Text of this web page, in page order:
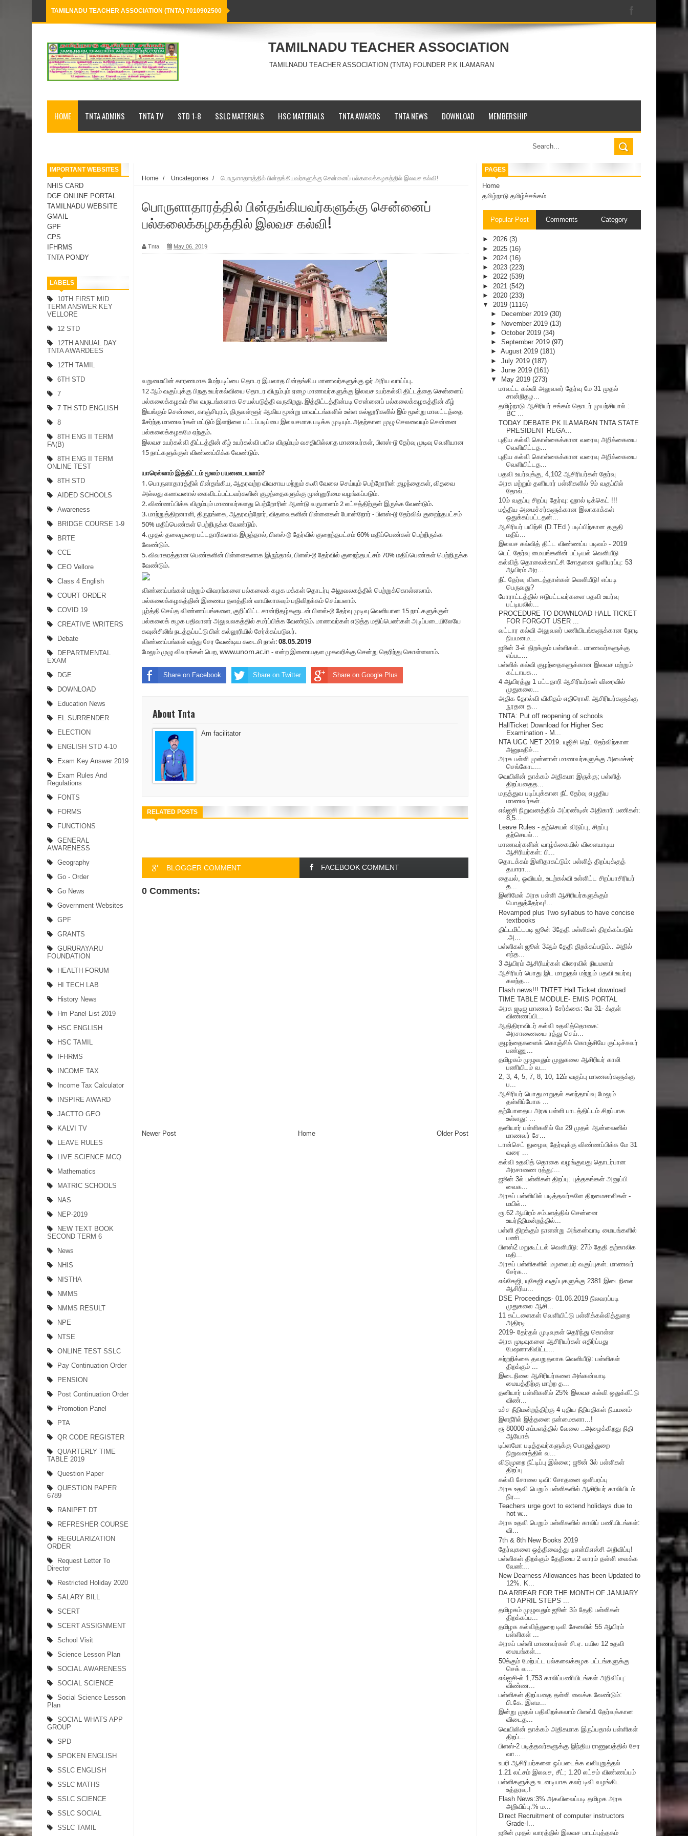
TAMILNADU TEACHER ASSOCIATION (TNTA) 7010902500
Loading...
TAMILNADU TEACHER ASSOCIATION
TAMILNADU TEACHER ASSOCIATION (TNTA) FOUNDER P.K ILAMARAN
HOME TNTA ADMINS TNTA TV STD 1-8 SSLC MATERIALS HSC MATERIALS TNTA AWARDS TNTA NEWS DOWNLOAD MEMBERSHIP
IMPORTANT WEBSITES
NHIS CARD
DGE ONLINE PORTAL
TAMILNADU WEBSITE
GMAIL
GPF
CPS
IFHRMS
TNTA PONDY
LABELS
10TH FIRST MID
TERM ANSWER KEY
VELLORE
12 STD
12TH ANNUAL DAY
TNTA AWARDEES
12TH TAMIL
6TH STD
7
7 TH STD ENGLISH
8
8TH ENG II TERM
FA(B)
8TH ENG II TERM
ONLINE TEST
8TH STD
AIDED SCHOOLS
Awareness
BRIDGE COURSE 1-9
BRTE
CCE
CEO Vellore
Class 4 English
COURT ORDER
COVID 19
CREATIVE WRITERS
Debate
DEPARTMENTAL
EXAM
DGE
DOWNLOAD
Education News
EL SURRENDER
ELECTION
ENGLISH STD 4-10
Exam Key Answer 2019
Exam Rules And
Regulations
FONTS
FORMS
FUNCTIONS
GENERAL
AWARENESS
Geography
Go - Order
Go News
Government Websites
GPF
GRANTS
GURURAYARU
FOUNDATION
HEALTH FORUM
HI TECH LAB
History News
Hm Panel List 2019
HSC ENGLISH
HSC TAMIL
IFHRMS
INCOME TAX
Income Tax Calculator
INSPIRE AWARD
JACTTO GEO
KALVI TV
LEAVE RULES
LIVE SCIENCE MCQ
Mathematics
MATRIC SCHOOLS
NAS
NEP-2019
NEW TEXT BOOK
SECOND TERM 6
News
NHIS
NISTHA
NMMS
NMMS RESULT
NPE
NTSE
ONLINE TEST SSLC
Pay Continuation Order
PENSION
Post Continuation Order
Promotion Panel
PTA
QR CODE REGISTER
QUARTERLY TIME
TABLE 2019
Question Paper
QUESTION PAPER
6789
RANIPET DT
REFRESHER COURSE
REGULARIZATION
ORDER
Request Letter To
Director
Restricted Holiday 2020
SALARY BILL
SCERT
SCERT ASSIGNMENT
School Visit
Science Lesson Plan
SOCIAL AWARENESS
SOCIAL SCIENCE
Social Science Lesson
Plan
SOCIAL WHATS APP
GROUP
SPD
SPOKEN ENGLISH
SSLC ENGLISH
SSLC MATHS
SSLC SCIENCE
SSLC SOCIAL
SSLC TAMIL
Home / Uncategories / பொருளாதாரத்தில் பின்தங்கியவர்களுக்கு சென்னைப் பல்கலைக்கழகத்தில் இலவச கல்வி!
பொருளாதாரத்தில் பின்தங்கியவர்களுக்கு சென்னைப்
பல்கலைக்கழகத்தில் இலவச கல்வி!
Tnta May 06, 2019
வறுமையின் காரணமாக மேற்படிப்பை தொடர இயலாத பின்தங்கிய மாணவர்களுக்கு ஓர் அரிய வாய்ப்பு.
12 ஆம் வகுப்புக்கு பிறகு உயர்கல்வியை தொடர விரும்பும் ஏழை மாணவர்களுக்கு இலவச உயர்கல்வி திட்டத்தை சென்னைப்
பல்கலைக்கழகம் சில வருடங்களாக செயல்படுத்தி வருகிறது. இத்திட்டத்தின்படி சென்னைப் பல்கலைக்கழகத்தின் கீழ்
இயங்கும் சென்னை, காஞ்சிபுரம், திருவள்ளூர் ஆகிய மூன்று மாவட்டங்களில் உள்ள கல்லூரிகளில் இம் மூன்று மாவட்டத்தை
சேர்ந்த மாணவர்கள் மட்டும் இளநிலை பட்டப்படிப்பை இலவசமாக படிக்க முடியும். அதற்கான முழு செலவையும் சென்னை
பல்கலைக்கழகமே ஏற்கும்.
இலவச உயர்கல்வி திட்டத்தின் கீழ் உயர்கல்வி பயில விரும்பும் வசதியில்லாத மாணவர்கள், பிளஸ்-டூ தேர்வு முடிவு வெளியான
15 நாட்களுக்குள் விண்ணப்பிக்க வேண்டும்.
யாரெல்லாம் இத்திட்டம் மூலம் பயனடையலாம்?
1. பொருளாதாரத்தில் பின்தங்கிய, ஆதரவற்ற விவசாய மற்றும் கூலி வேலை செய்யும் பெற்றோரின் குழந்தைகள், விதவை
அல்லது கணவனால் கைவிடப்பட்டவர்களின் குழந்தைகளுக்கு முன்னுரிமை வழங்கப்படும்.
2. விண்ணப்பிக்க விரும்பும் மாணவர்களது பெற்றோரின் ஆண்டு வருமானம் 2 லட்சத்திற்குள் இருக்க வேண்டும்.
3. மாற்றுத்திறனாளி, திருநங்கை, ஆதரவற்றோர், விதவைகளின் பிள்ளைகள் போன்றோர் - பிளஸ்-டூ தேர்வில் குறைந்தபட்சம்
50% மதிப்பெண்கள் பெற்றிருக்க வேண்டும்.
4. முதல் தலைமுறை பட்டதாரிகளாக இருந்தால், பிளஸ்-டூ தேர்வில் குறைந்தபட்சம் 60% மதிப்பெண்கள் பெற்றிருக்க
வேண்டும்.
5. விவாகரத்தான பெண்களின் பிள்ளைகளாக இருந்தால், பிளஸ்-டூ தேர்வில் குறைந்தபட்சம் 70% மதிப்பெண்கள் பெற்றிருக்க
வேண்டும்.
விண்ணப்பங்கள் மற்றும் விவரங்களை பல்கலைக் கழக மக்கள் தொடர்பு அலுவலகத்தில் பெற்றுக்கொள்ளலாம்.
பல்கலைக்கழகத்தின் இணைய தளத்தின் வாயிலாகவும் பதிவிறக்கம் செய்யலாம்.
பூர்த்தி செய்த விண்ணப்பங்களை, குறிப்பிட்ட சான்றிதழ்களுடன் பிளஸ்-டூ தேர்வு முடிவு வெளியான 15 நாட்களுக்குள்
பல்கலைக் கழக பதிவாளர் அலுவலகத்தில் சமர்ப்பிக்க வேண்டும். மாணவர்கள் எடுத்த மதிப்பெண்கள் அடிப்படையிலேயே
கவுன்சிலிங் நடத்தப்பட்டு பின் கல்லூரியில் சேர்க்கப்படுவர்.
விண்ணப்பங்கள் வந்து சேர வேண்டிய கடைசி நாள்:08.05.2019
மேலும் முழு விவரங்கள் பெற, www.unom.ac.in - என்ற இணையதள முகவரிக்கு சென்று தெரிந்து கொள்ளலாம்.
Share on Facebook Share on Twitter Share on Google Plus
About Tnta
Am facilitator
RELATED POSTS
BLOGGER COMMENT FACEBOOK COMMENT
0 Comments:
Newer Post Older Post
Home
PAGES
Home
தமிழ்நாடு தமிழ்ச்சங்கம்
Popular Post Comments Category
► 2026 (3)
► 2025 (16)
► 2024 (16)
► 2023 (223)
► 2022 (539)
► 2021 (542)
► 2020 (233)
▼ 2019 (1116)
►
December 2019 (30)
► November 2019 (13)
► October 2019 (34)
► September 2019 (97)
► August 2019 (181)
► July 2019 (187)
► June 2019 (161)
▼
May 2019 (273)
மாவட்ட கல்வி அலுவலர் தேர்வு மே 31 முதல்
சான்றிதழ...
தமிழ்நாடு ஆசிரியர் சங்கம் தொடர் முயற்சியால் :
BC ...
TODAY DEBATE PK ILAMARAN TNTA STATE
PRESIDENT REGA...
புதிய கல்வி கொள்கைக்கான வரைவு அறிக்கையை
வெளியிட்டத...
புதிய கல்வி கொள்கைக்கான வரைவு அறிக்கையை
வெளியிட்டத...
பதவி உயர்வுக்கு, 4,102 ஆசிரியர்கள் தேர்வு
அரசு மற்றும் தனியார் பள்ளிகளில் 9ம் வகுப்பில்
தோல்...
10ம் வகுப்பு சிறப்பு தேர்வு: ஹால் டிக்கெட் !!!
மத்திய அமைச்சர்களுக்கான இலாகாக்கள்
ஒதுக்கப்பட்டதன்...
ஆசிரியர் பயிற்சி (D.TEd ) படிப்பிற்கான தகுதி
மதிப்...
இலவச கல்வித் திட்ட விண்ணப்ப படிவம் - 2019
டெட் தேர்வு மையங்களின் பட்டியல் வெளியீடு
கல்வித் தொலைக்காட்சி சோதனை ஒளிபரப்பு: 53
ஆயிரம் அர...
நீட் தேர்வு விடைத்தாள்கள் வெளியீடு! எப்படி
பெருவது?
போராட்டத்தில் ஈடுபட்டவர்களை பதவி உயர்வு
பட்டியலில்...
PROCEDURE TO DOWNLOAD HALL TICKET
FOR FORGOT USER ...
வட்டார கல்வி அலுவலர் பணியிடங்களுக்கான நேரடி
நியமனம...
ஜூன் 3-ல் திறக்கும் பள்ளிகள்.. மாணவர்களுக்கு
எப்பட...
பள்ளிக் கல்வி குழந்தைகளுக்கான இலவச மற்றும்
கட்டாயக...
4 ஆயிரத்து 1 பட்டதாரி ஆசிரியர்கள் விரைவில்
முதுகலை...
அதிக தோல்வி விகிதம் எதிரொலி ஆசிரியர்களுக்கு
நூதன த...
TNTA: Put off reopening of schools
HallTicket Download for Higher Sec
Examination - M...
NTA UGC NET 2019: யுஜிசி நெட் தேர்விற்கான
அனுமதிச்...
அரசு பள்ளி முன்னாள் மாணவர்களுக்கு அமைச்சர்
செங்கோட...
வெயிலின் தாக்கம் அதிகமா இருக்கு; பள்ளித்
திறப்பதைத...
மருத்துவ படிப்புக்கான நீட் தேர்வு எழுதிய
மாணவர்கள்...
எல்ஐசி நிறுவனத்தில் அப்ரண்டிஸ் அதிகாரி பணிகள்:
8,5...
Leave Rules - தற்செயல் விடுப்பு, சிறப்பு
தற்செயல்...
மாணவர்களின் வாழ்க்கையில் விளையாடிய
ஆசிரியர்கள்: பி...
தொடக்கம் இனிதாகட்டும்: பள்ளித் திறப்புக்குத்
தயாரா...
தையல், ஓவியம், உடற்கல்வி உள்ளிட்ட சிறப்பாசிரியர்
த...
இனிமேல் அரசு பள்ளி ஆசிரியர்களுக்கும்
பொதுத்தேர்வு!...
Revamped plus Two syllabus to have concise
textbooks
திட்டமிட்டபடி ஜூன் 3தேதி பள்ளிகள் திறக்கப்படும்
.அ...
பள்ளிகள் ஜூன் 3ஆம் தேதி திறக்கப்படும்.. அதில்
எந்த...
3 ஆயிரம் ஆசிரியர்கள் விரைவில் நியமனம்
ஆசிரியர் பொது இட மாறுதல் மற்றும் பதவி உயர்வு
கலந்த...
Flash news!!! TNTET Hall Ticket download
TIME TABLE MODULE- EMIS PORTAL
அரசு ஐடிஐ மாணவர் சேர்க்கை: மே 31- க்குள்
விண்ணப்பி...
ஆதிதிராவிடர் கல்வி உதவித்தொகை:
அரசாணையை ரத்து செய்...
குழந்தைகளைக் கொஞ்சிக் கொஞ்சியே குட்டிச்சுவர்
பண்ணு...
தமிழகம் முழுவதும் முதுகலை ஆசிரியர் காலி
பணியிடம் வ...
2, 3, 4, 5, 7, 8, 10, 12ம் வகுப்பு மாணவர்களுக்கு
ப...
ஆசிரியர் பொதுமாறுதல் கலந்தாய்வு மேலும்
தள்ளிப்போக ...
தற்போதைய அரசு பள்ளி பாடத்திட்டம் சிறப்பாக
உள்ளது: ...
தனியார் பள்ளிகளில் மே 29 முதல் ஆன்லைனில்
மாணவர் சே...
டான்செட் நுழைவு தேர்வுக்கு விண்ணப்பிக்க மே 31
வரை ...
கல்வி உதவித் தொகை வழங்குவது தொடர்பான
அரசாணை ரத்து:...
ஜூன் 3ல் பள்ளிகள் திறப்பு: புத்தகங்கள் அனுப்பி
வைக...
அரசுப் பள்ளியில் படித்தவர்களே திறமைசாலிகள் -
மயில்...
ரூ.62 ஆயிரம் சம்பளத்தில் சென்னை
உயர்நீதிமன்றத்தில்...
பள்ளி திறக்கும் நாளன்று அங்கன்வாடி மையங்களில்
பணி...
பிளஸ்2 மறுகூட்டல் வெளியீடு: 27ம் தேதி தற்காலிக
மதி...
அரசுப் பள்ளிகளில் மழலையர் வகுப்புகள்: மாணவர்
சேர்க...
எல்கேஜி, யுகேஜி வகுப்புகளுக்கு 2381 இடைநிலை
ஆசிரிய...
DSE Proceedings- 01.06.2019 நிலவரப்படி
முதுகலை ஆசி...
11 கட்டளைகள் வெளியிட்டு பள்ளிக்கல்வித்துறை
அதிரடி ...
2019- தேர்தல் முடிவுகள் தெரிந்து கொள்ள
அரசு முடிவுகளை ஆசிரியர்கள் எதிர்ப்பது
பேஷனாகிவிட்ட...
சுற்றறிக்கை தவறுதலாக வெளியீடு: பள்ளிகள்
திறக்கும் ...
இடைநிலை ஆசிரியர்களை அங்கன்வாடி
மையத்திற்கு மாற்ற த...
தனியார் பள்ளிகளில் 25% இலவச கல்வி ஒதுக்கீட்டு
விண்...
உச்ச நீதிமன்றத்திற்கு 4 புதிய நீதிபதிகள் நியமனம்
இளநீரில் இத்தனை நன்மைகளா...!
ரூ 80000 சம்பளத்தில் வேலை ..அழைக்கிறது நிதி
ஆயோக்
டிப்ளமோ படித்தவர்களுக்கு பொதுத்துறை
நிறுவனத்தில் வ...
விடுமுறை நீட்டிப்பு இல்லை; ஜூன் 3ல் பள்ளிகள்
திறப்பு
கல்வி சோலை டிவி: சோதனை ஒளிபரப்பு
அரசு உதவி பெறும் பள்ளிகளில் ஆசிரியர் காலியிடம்
நிர...
Teachers urge govt to extend holidays due to
hot w...
அரசு உதவி பெறும் பள்ளிகளில் காலிப் பணியிடங்கள்:
வி...
7th & 8th New Books 2019
தேர்வுகளை ஒத்திவைத்து டிஎன்பிஎஸ்சி அறிவிப்பு!
பள்ளிகள் திறக்கும் தேதியை 2 வாரம் தள்ளி வைக்க
வேண்...
New Dearness Allowances has been Updated to
12%. K...
DA ARREAR FOR THE MONTH OF JANUARY
TO APRIL STEPS ...
தமிழகம் முழுவதும் ஜூன் 3ம் தேதி பள்ளிகள்
திறக்கப்ப...
தமிழக கல்வித்துறை டிவி சேனலில் 55 ஆயிரம்
பள்ளிகள் ...
அரசுப் பள்ளி மாணவர்கள் சி.ஏ. பயில 12 உதவி
மையங்கள்...
50க்கும் மேற்பட்ட பல்கலைக்கழக பட்டங்களுக்கு
செக் வ...
எல்ஐசி-ல் 1,753 காலிப்பணியிடங்கள் அறிவிப்பு:
விண்ண...
பள்ளிகள் திறப்பதை தள்ளி வைக்க வேண்டும்:
பி.கே. இளம...
இன்று முதல் பதிவிறக்கலாம் பிளஸ்1 தேர்வுக்கான
விடைத...
வெயிலின் தாக்கம் அதிகமாக இருப்பதால் பள்ளிகள்
திறப்...
பிளஸ்-2 படித்தவர்களுக்கு இந்திய ராணுவத்தில் சேர
வா...
உபரி ஆசிரியர்களை ஒப்படைக்க வலியுறுத்தல்
1.21 லட்சம் இலவச, சீட்; 1.20 லட்சம் விண்ணப்பம்
பள்ளிகளுக்கு உடனடியாக கலர் டிவி வழங்கிட
உத்தரவு.!
Flash News:3% அகவிலைப்படி தமிழக அரசு
அறிவிப்பு.% ம...
Direct Recruitment of computer instructors
Grade-I...
ஜூன் முதல் வாரத்தில் இலவச பாடப்புத்தகம்